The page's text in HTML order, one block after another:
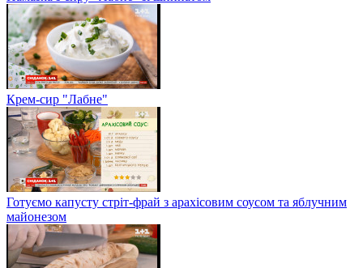
Крем-сир "Лабне"
Готуємо капусту стріт-фрай з арахісовим соусом та яблучним
майонезом